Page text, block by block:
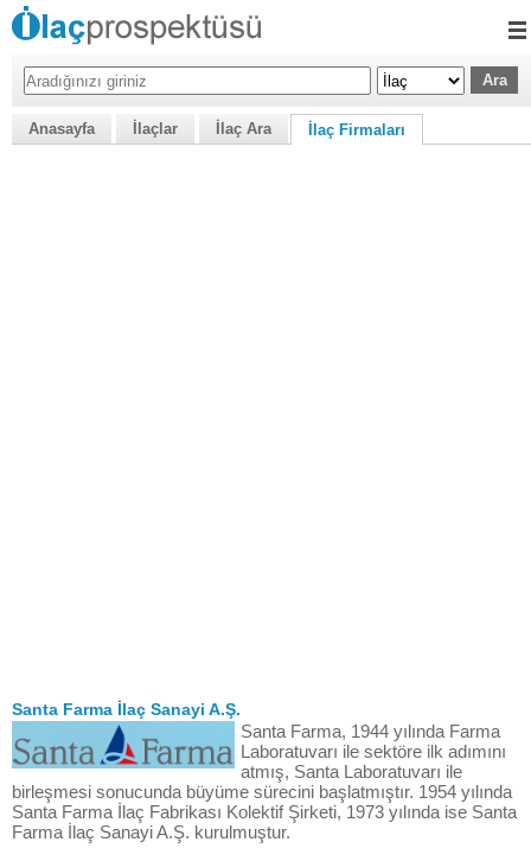
Anasayfa İlaçlar İlaç Ara İlaç Firmaları
Santa Farma İlaç Sanayi A.Ş.
Santa Farma, 1944 yılında Farma
Laboratuvarı ile sektöre ilk adımını
atmış, Santa Laboratuvarı ile
birleşmesi sonucunda büyüme sürecini başlatmıştır. 1954 yılında
Santa Farma İlaç Fabrikası Kolektif Şirketi, 1973 yılında ise Santa
Farma İlaç Sanayi A.Ş. kurulmuştur.